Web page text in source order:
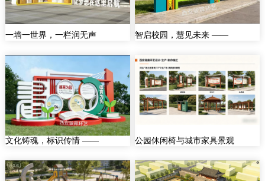
一墙一世界，一栏润无声 智启校园，慧见未来 ——
文化铸魂，标识传情 —— 公园休闲椅与城市家具景观